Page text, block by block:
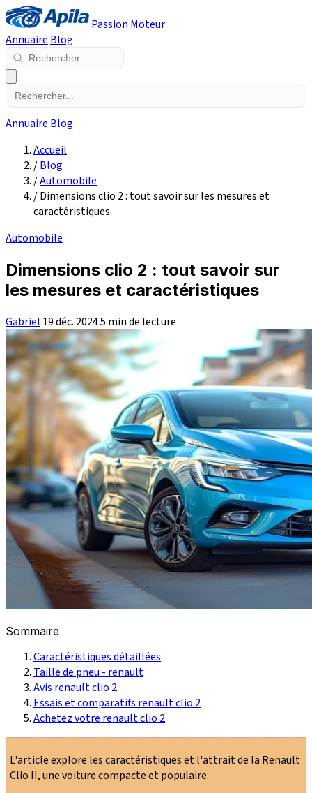
Passion Moteur
Annuaire Blog
Annuaire Blog
Accueil
/Blog
/Automobile
/Dimensions clio 2 : tout savoir sur les mesures et
caractéristiques
Automobile
Dimensions clio 2 : tout savoir sur
les mesures et caractéristiques
Gabriel 19 déc. 20245 min de lecture
Sommaire
Caractéristiques détaillées
Taille de pneu - renault
Avis renault clio 2
Essais et comparatifs renault clio 2
Achetez votre renault clio 2
L'article explore les caractéristiques et l'attrait de la Renault
Clio II, une voiture compacte et populaire.